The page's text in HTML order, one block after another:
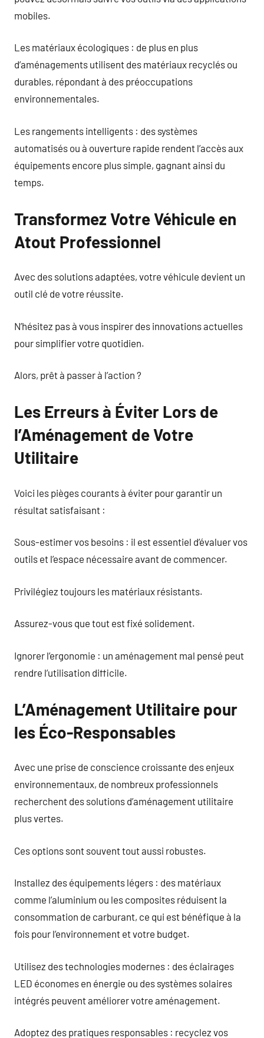
mobiles.
Les matériaux écologiques : de plus en plus
d’aménagements utilisent des matériaux recyclés ou
durables, répondant à des préoccupations
environnementales.
Les rangements intelligents : des systèmes
automatisés ou à ouverture rapide rendent l’accès aux
équipements encore plus simple, gagnant ainsi du
temps.
Transformez Votre Véhicule en
Atout Professionnel
Avec des solutions adaptées, votre véhicule devient un
outil clé de votre réussite.
N’hésitez pas à vous inspirer des innovations actuelles
pour simplifier votre quotidien.
Alors, prêt à passer à l’action ?
Les Erreurs à Éviter Lors de
l’Aménagement de Votre
Utilitaire
Voici les pièges courants à éviter pour garantir un
résultat satisfaisant :
Sous-estimer vos besoins : il est essentiel d’évaluer vos
outils et l’espace nécessaire avant de commencer.
Privilégiez toujours les matériaux résistants.
Assurez-vous que tout est fixé solidement.
Ignorer l’ergonomie : un aménagement mal pensé peut
rendre l’utilisation difficile.
L’Aménagement Utilitaire pour
les Éco-Responsables
Avec une prise de conscience croissante des enjeux
environnementaux, de nombreux professionnels
recherchent des solutions d’aménagement utilitaire
plus vertes.
Ces options sont souvent tout aussi robustes.
Installez des équipements légers : des matériaux
comme l’aluminium ou les composites réduisent la
consommation de carburant, ce qui est bénéfique à la
fois pour l’environnement et votre budget.
Utilisez des technologies modernes : des éclairages
LED économes en énergie ou des systèmes solaires
intégrés peuvent améliorer votre aménagement.
Adoptez des pratiques responsables : recyclez vos